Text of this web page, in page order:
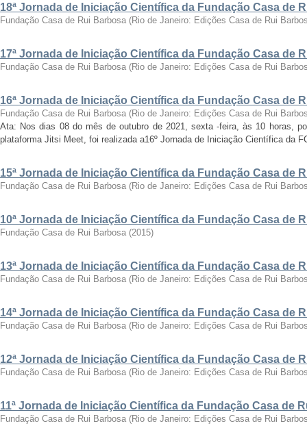
18ª Jornada de Iniciação Científica da Fundação Casa de
Fundação Casa de Rui Barbosa (Rio de Janeiro: Edições Casa de Rui
17ª Jornada de Iniciação Científica da Fundação Casa de
Fundação Casa de Rui Barbosa (Rio de Janeiro: Edições Casa de Rui
16ª Jornada de Iniciação Científica da Fundação Casa de
Fundação Casa de Rui Barbosa (Rio de Janeiro: Edições Casa de Rui
Ata: Nos dias 08 do mês de outubro de 2021, sexta -feira, às 10 horas,
plataforma Jitsi Meet, foi realizada a16º Jornada de Iniciação Científica da
15ª Jornada de Iniciação Científica da Fundação Casa de
Fundação Casa de Rui Barbosa (Rio de Janeiro: Edições Casa de Rui
10ª Jornada de Iniciação Científica da Fundação Casa de
Fundação Casa de Rui Barbosa (2015)
13ª Jornada de Iniciação Científica da Fundação Casa de
Fundação Casa de Rui Barbosa (Rio de Janeiro: Edições Casa de Rui
14ª Jornada de Iniciação Científica da Fundação Casa de
Fundação Casa de Rui Barbosa (Rio de Janeiro: Edições Casa de Rui
12ª Jornada de Iniciação Científica da Fundação Casa de
Fundação Casa de Rui Barbosa (Rio de Janeiro: Edições Casa de Rui
11ª Jornada de Iniciação Científica da Fundação Casa de
Fundação Casa de Rui Barbosa (Rio de Janeiro: Edições Casa de Rui